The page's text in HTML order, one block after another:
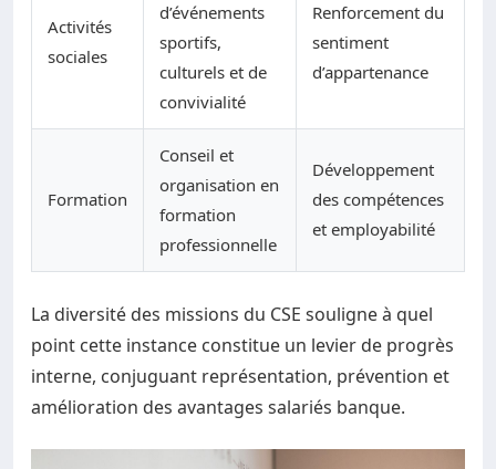
Activités
sociales
d’événements
sportifs,
culturels et de
convivialité
Renforcement du
sentiment
d’appartenance
Formation
Conseil et
organisation en
formation
professionnelle
Développement
des compétences
et employabilité
La diversité des missions du CSE souligne à quel
point cette instance constitue un levier de progrès
interne, conjuguant représentation, prévention et
amélioration des avantages salariés banque.